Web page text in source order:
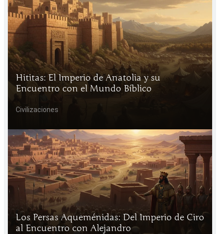
Hititas: El Imperio de Anatolia y su
Encuentro con el Mundo Bíblico
Civilizaciones
Los Persas Aqueménidas: Del Imperio de Ciro
al Encuentro con Alejandro